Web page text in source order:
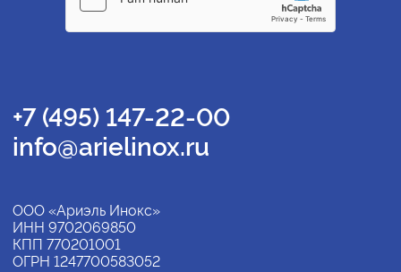
+7 (495) 147-22-00
info@arielinox.ru
ООО «Ариэль Инокс»
ИНН 9702069850
КПП 770201001
ОГРН 1247700583052